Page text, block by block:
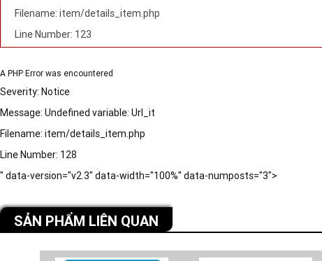
Filename: item/details_item.php
Line Number: 123
A PHP Error was encountered
Severity: Notice
Message: Undefined variable: Url_it
Filename: item/details_item.php
Line Number: 128
" data-version="v2.3" data-width="100%" data-numposts="3">
SẢN PHẨM LIÊN QUAN